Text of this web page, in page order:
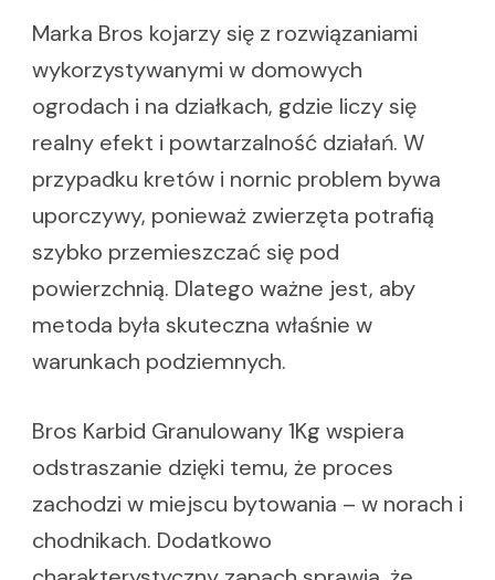
Marka Bros kojarzy się z rozwiązaniami
wykorzystywanymi w domowych
ogrodach i na działkach, gdzie liczy się
realny efekt i powtarzalność działań. W
przypadku kretów i nornic problem bywa
uporczywy, ponieważ zwierzęta potrafią
szybko przemieszczać się pod
powierzchnią. Dlatego ważne jest, aby
metoda była skuteczna właśnie w
warunkach podziemnych.
Bros Karbid Granulowany 1Kg wspiera
odstraszanie dzięki temu, że proces
zachodzi w miejscu bytowania – w norach i
chodnikach. Dodatkowo